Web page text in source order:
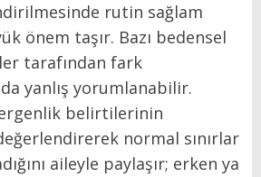
rutin sağlam
önem taşır. Bazı bedensel
tarafından fark
yanlış yorumlanabilir.
belirtilerinin
normal sınırlar
aileyle paylaşır; erken ya